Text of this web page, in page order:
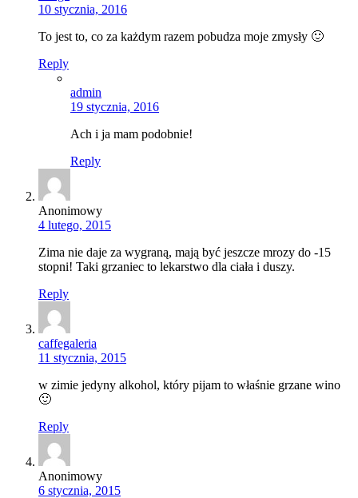
10 stycznia, 2016
To jest to, co za każdym razem pobudza moje zmysły 🙂
Reply
admin
19 stycznia, 2016
Ach i ja mam podobnie!
Reply
Anonimowy
4 lutego, 2015
Zima nie daje za wygraną, mają być jeszcze mrozy do -15
stopni! Taki grzaniec to lekarstwo dla ciała i duszy.
Reply
caffegaleria
11 stycznia, 2015
w zimie jedyny alkohol, który pijam to właśnie grzane wino
🙂
Reply
Anonimowy
6 stycznia, 2015